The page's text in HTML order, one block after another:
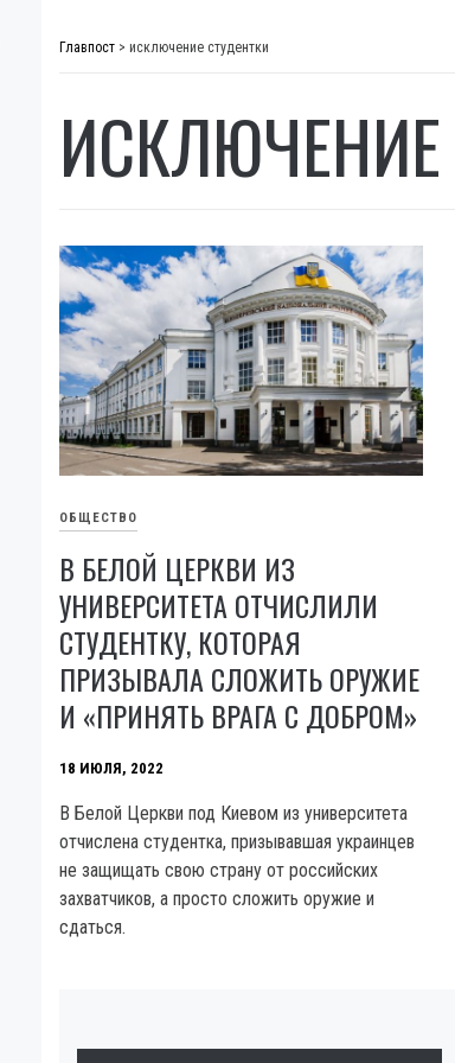
Главпост > исключение студентки
ОБЩЕСТВО
В БЕЛОЙ ЦЕРКВИ ИЗ
УНИВЕРСИТЕТА ОТЧИСЛИЛИ
СТУДЕНТКУ, КОТОРАЯ
ПРИЗЫВАЛА СЛОЖИТЬ ОРУЖИЕ
И «ПРИНЯТЬ ВРАГА С ДОБРОМ»
18 ИЮЛЯ, 2022
В Белой Церкви под Киевом из университета
отчислена студентка, призывавшая украинцев
не защищать свою страну от российских
захватчиков, а просто сложить оружие и
сдаться.